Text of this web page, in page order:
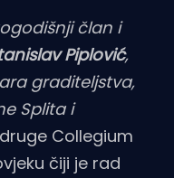
član i
Piplović,
graditeljstva,
Splita i
Collegium
čiji je rad